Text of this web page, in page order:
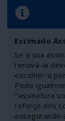
Estimado
Se a sua
renová-la
escolher a
Pode
"assinatura
reforço dos
assegurando